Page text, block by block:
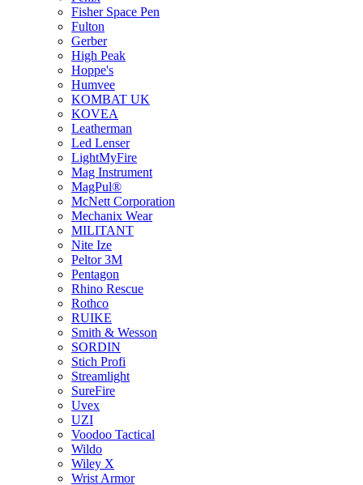
Fisher Space Pen
Fulton
Gerber
High Peak
Hoppe's
Humvee
KOMBAT UK
KOVEA
Leatherman
Led Lenser
LightMyFire
Mag Instrument
MagPul®
McNett Corporation
Mechanix Wear
MILITANT
Nite Ize
Peltor 3M
Pentagon
Rhino Rescue
Rothco
RUIKE
Smith & Wesson
SORDIN
Stich Profi
Streamlight
SureFire
Uvex
UZI
Voodoo Tactical
Wildo
Wiley X
Wrist Armor